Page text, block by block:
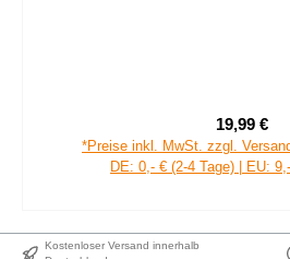
19,99 €
*Preise inkl. MwSt. zzgl.
DE: 0,- € (2-4 Tage) | EU:
Kostenloser Versand innerhalb